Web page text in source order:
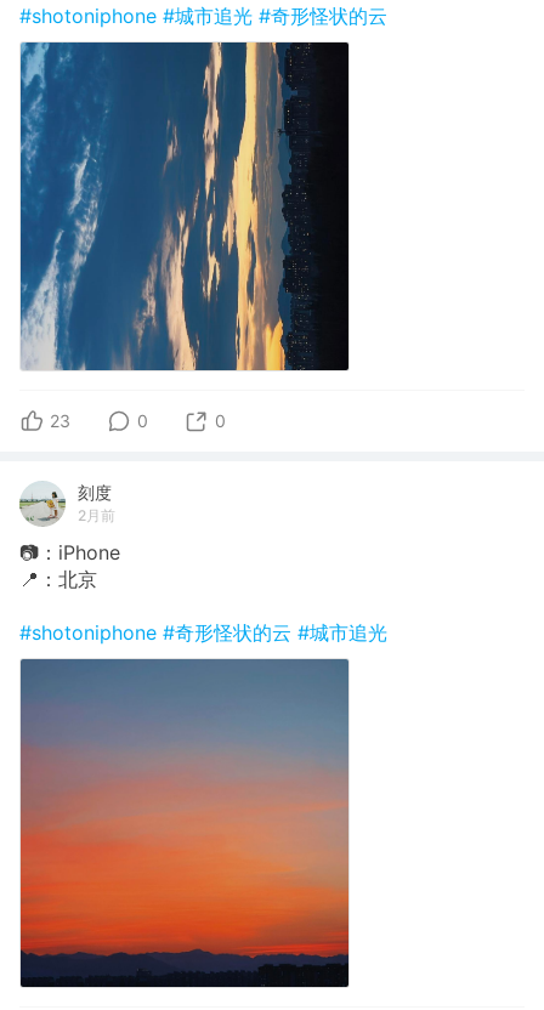
#shotoniphone #城市追光 #奇形怪状的云
23 0 0
刻度
2月前
📷：iPhone
📍：北京
#shotoniphone #奇形怪状的云 #城市追光